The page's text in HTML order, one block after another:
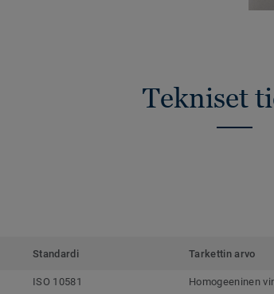
Tekniset
Standardi Tarkettin arvo
ISO 10581 Homogeeninen